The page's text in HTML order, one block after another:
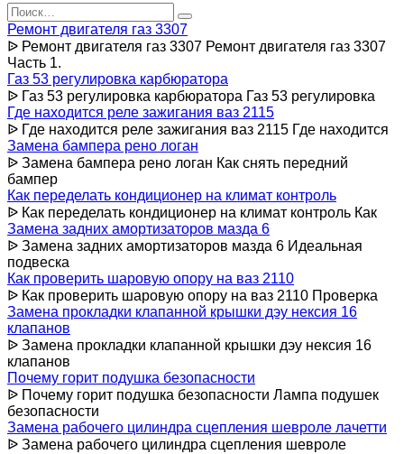
Search
for:
Ремонт двигателя газ 3307
ᐉ Ремонт двигателя газ 3307 Ремонт двигателя газ 3307
Часть 1.
Газ 53 регулировка карбюратора
ᐉ Газ 53 регулировка карбюратора Газ 53 регулировка
Где находится реле зажигания ваз 2115
ᐉ Где находится реле зажигания ваз 2115 Где находится
Замена бампера рено логан
ᐉ Замена бампера рено логан Как снять передний
бампер
Как переделать кондиционер на климат контроль
ᐉ Как переделать кондиционер на климат контроль Как
Замена задних амортизаторов мазда 6
ᐉ Замена задних амортизаторов мазда 6 Идеальная
подвеска
Как проверить шаровую опору на ваз 2110
ᐉ Как проверить шаровую опору на ваз 2110 Проверка
Замена прокладки клапанной крышки дэу нексия 16
клапанов
ᐉ Замена прокладки клапанной крышки дэу нексия 16
клапанов
Почему горит подушка безопасности
ᐉ Почему горит подушка безопасности Лампа подушек
безопасности
Замена рабочего цилиндра сцепления шевроле лачетти
ᐉ Замена рабочего цилиндра сцепления шевроле